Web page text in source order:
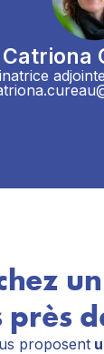
Catriona
proposent